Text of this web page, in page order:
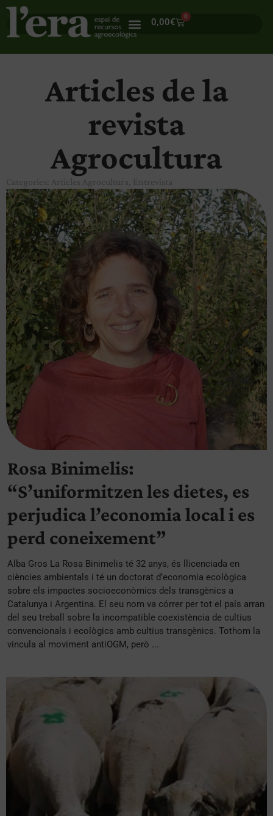
0,00€
0
Articles de la
revista
Agrocultura
Rosa Binimelis:
“S’uniformitzen les dietes, es
perjudica l’economia local i es
perd coneixement”
Alba Gros La Rosa Binimelis té 32 anys, és llicenciada en
ciències ambientals i té un doctorat d’economia ecològica
sobre els impactes socioeconòmics dels transgènics a
Catalunya i Argentina. El seu nom va córrer per tot el país arran
del seu treball sobre la incompatible coexistència de cultius
convencionals i ecològics amb cultius transgènics. Tothom la
vincula al moviment antiOGM, però ...